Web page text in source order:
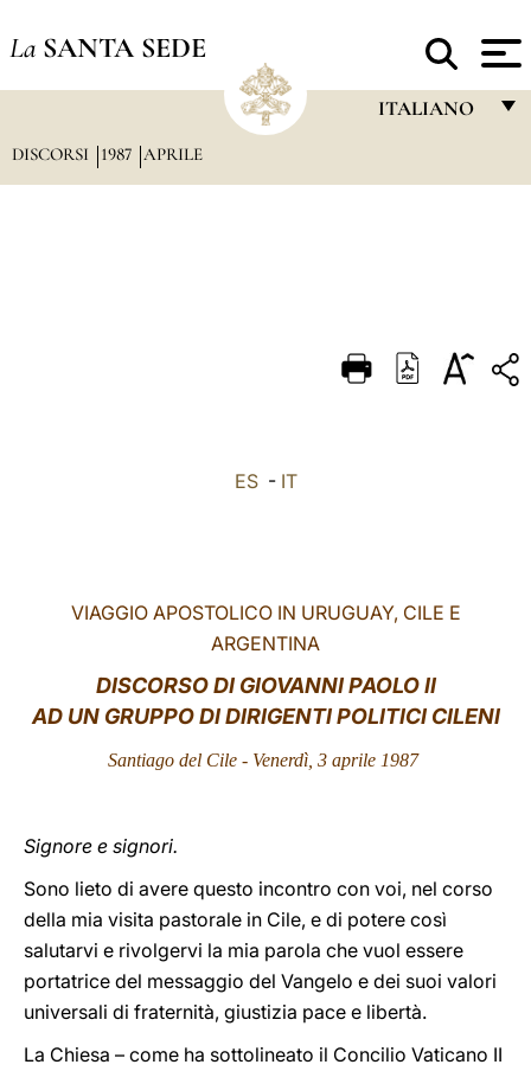
La SANTA SEDE
ITALIANO
DEUTSCH
DISCORSI 1987 APRILE
ES- IT
VIAGGIO APOSTOLICO IN URUGUAY, CILE E
ARGENTINA
DISCORSO DI GIOVANNI PAOLO II
AD UN GRUPPO DI DIRIGENTI POLITICI CILENI
Santiago del Cile - Venerdì, 3 aprile 1987
Signore e signori.
Sono lieto di avere questo incontro con voi, nel corso
della mia visita pastorale in Cile, e di potere così
salutarvi e rivolgervi la mia parola che vuol essere
portatrice del messaggio del Vangelo e dei suoi valori
universali di fraternità, giustizia pace e libertà.
La Chiesa – come ha sottolineato il Concilio Vaticano II